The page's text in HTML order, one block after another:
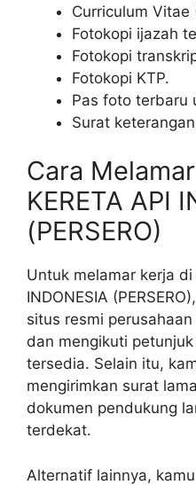
Curriculum Vitae
Fotokopi ijazah
Fotokopi
Fotokopi KTP.
Pas foto terbaru
Surat
Cara
KERETA API
(PERSERO)
Untuk melamar kerja di
INDONESIA
situs resmi perusahaan
dan mengikuti
tersedia. Selain itu,
mengirimkan surat
dokumen pendukung
terdekat.
Alternatif lainnya,